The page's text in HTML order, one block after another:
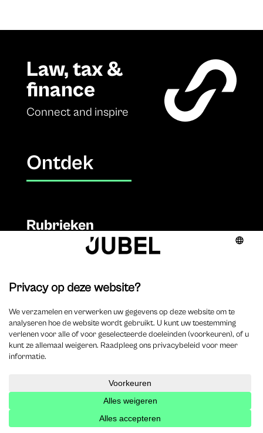
Law, tax &
finance
Connect and inspire
Ontdek
Rubrieken
Civil law & litigation
Criminal law
Employment
Management & deontology
Tax & private equity